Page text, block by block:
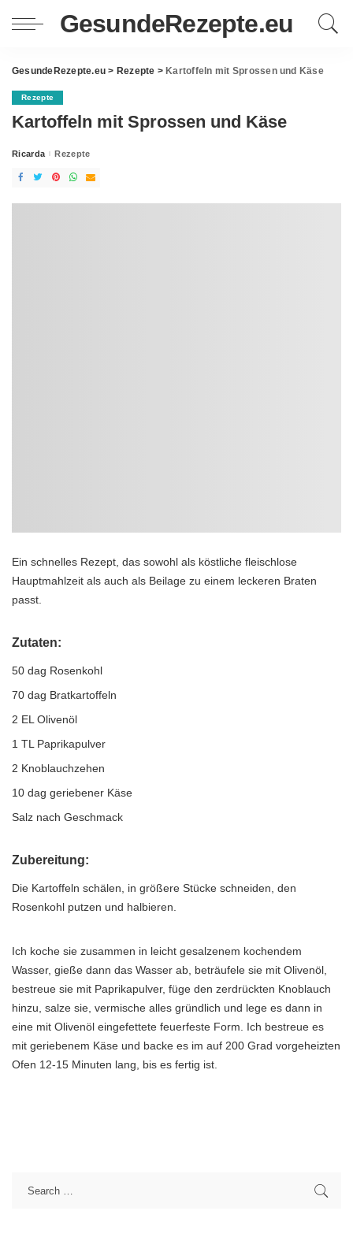
GesundeRezepte.eu
GesundeRezepte.eu > Rezepte > Kartoffeln mit Sprossen und Käse
Rezepte
Kartoffeln mit Sprossen und Käse
Posted
Ricarda Rezepte
Ein schnelles Rezept, das sowohl als köstliche fleischlose
Hauptmahlzeit als auch als Beilage zu einem leckeren Braten
passt.
Zutaten:
50 dag Rosenkohl
70 dag Bratkartoffeln
2 EL Olivenöl
1 TL Paprikapulver
2 Knoblauchzehen
10 dag geriebener Käse
Salz nach Geschmack
Zubereitung:
Die Kartoffeln schälen, in größere Stücke schneiden, den
Rosenkohl putzen und halbieren.
Ich koche sie zusammen in leicht gesalzenem kochendem
Wasser, gieße dann das Wasser ab, beträufele sie mit Olivenöl,
bestreue sie mit Paprikapulver, füge den zerdrückten Knoblauch
hinzu, salze sie, vermische alles gründlich und lege es dann in
eine mit Olivenöl eingefettete feuerfeste Form. Ich bestreue es
mit geriebenem Käse und backe es im auf 200 Grad vorgeheizten
Ofen 12-15 Minuten lang, bis es fertig ist.